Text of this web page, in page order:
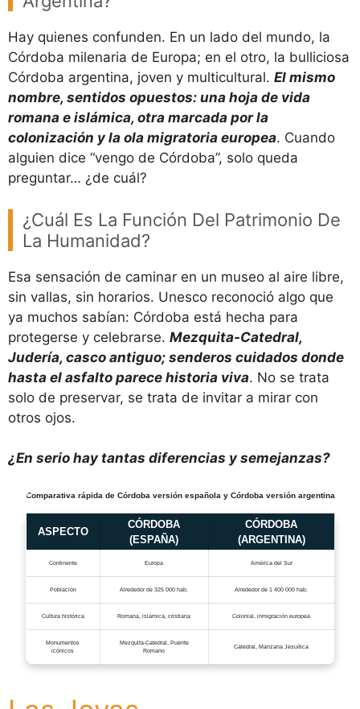
Hay quienes confunden. En un lado del mundo, la
Córdoba milenaria de Europa; en el otro, la bulliciosa
Córdoba argentina, joven y multicultural. El mismo
nombre, sentidos opuestos: una hoja de vida
romana e islámica, otra marcada por la
colonización y la ola migratoria europea. Cuando
alguien dice “vengo de Córdoba”, solo queda
preguntar… ¿de cuál?
¿Cuál Es La Función Del Patrimonio De
La Humanidad?
Esa sensación de caminar en un museo al aire libre,
sin vallas, sin horarios. Unesco reconoció algo que
ya muchos sabían: Córdoba está hecha para
protegerse y celebrarse. Mezquita-Catedral,
Judería, casco antiguo; senderos cuidados donde
hasta el asfalto parece historia viva. No se trata
solo de preservar, se trata de invitar a mirar con
otros ojos.
¿En serio hay tantas diferencias y semejanzas?
Comparativa rápida de Córdoba versión española y Córdoba versión argentina
ASPECTO
CÓRDOBA
(ESPAÑA)
CÓRDOBA
(ARGENTINA)
Continente Europa América del Sur
Población Alrededor de 325 000 hab. Alrededor de 1 400 000 hab.
Cultura histórica Romana, islámica, cristiana Colonial, inmigración europea
Monumentos
icónicos
Mezquita-Catedral, Puente
Romano
Catedral, Manzana Jesuítica